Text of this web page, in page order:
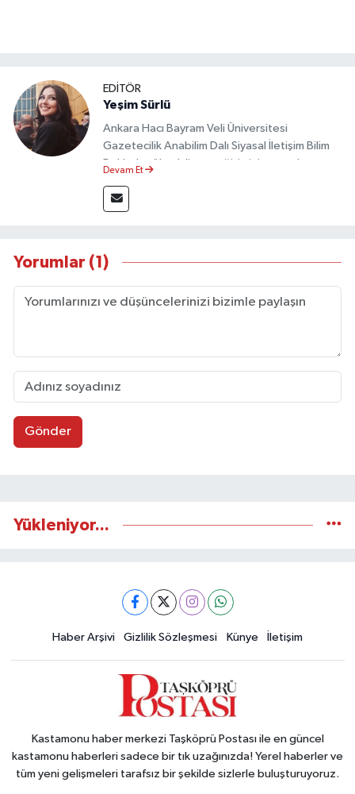
EDİTÖR
Yeşim Sürlü
Ankara Hacı Bayram Veli Üniversitesi
Gazetecilik Anabilim Dalı Siyasal İletişim Bilim
Dalı’nda yüksek lisans eğitimini tamamlamıştır.
akademik çalışmalar gerçekleştirmiştir.
Taşköprü Postası internet haber sitesinde
Devam Et
Yorumlar (1)
Gönder
Yükleniyor...
Haber Arşivi Gizlilik Sözleşmesi Künye İletişim
Kastamonu haber merkezi Taşköprü Postası ile en güncel
kastamonu haberleri sadece bir tık uzağınızda! Yerel haberler ve
tüm yeni gelişmeleri tarafsız bir şekilde sizlerle buluşturuyoruz.